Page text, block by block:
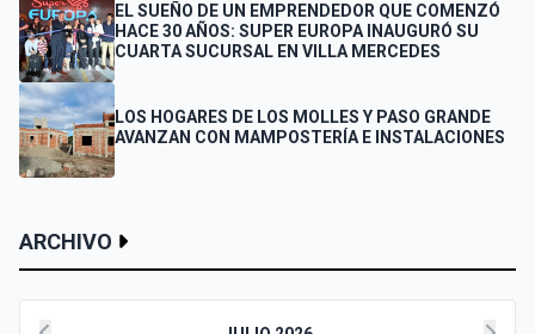
EL SUEÑO DE UN EMPRENDEDOR QUE COMENZÓ
HACE 30 AÑOS: SUPER EUROPA INAUGURÓ SU
CUARTA SUCURSAL EN VILLA MERCEDES
LOS HOGARES DE LOS MOLLES Y PASO GRANDE
AVANZAN CON MAMPOSTERÍA E INSTALACIONES
ARCHIVO